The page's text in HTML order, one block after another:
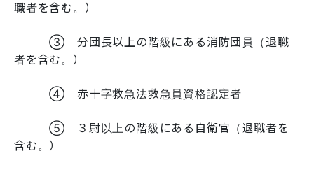
職者を含む。）
③ 分団長以上の階級にある消防団員（退職
者を含む。）
④ 赤十字救急法救急員資格認定者
⑤ ３尉以上の階級にある自衛官（退職者を
含む。）